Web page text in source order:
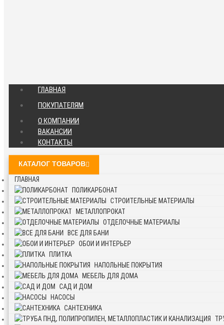
ГЛАВНАЯ
ПОКУПАТЕЛЯМ
О КОМПАНИИ
ВАКАНСИИ
КОНТАКТЫ
КАТАЛОГ ТОВАРОВ
ГЛАВНАЯ
ПОЛИКАРБОНАТ
СТРОИТЕЛЬНЫЕ МАТЕРИАЛЫ
МЕТАЛЛОПРОКАТ
ОТДЕЛОЧНЫЕ МАТЕРИАЛЫ
ВСЕ ДЛЯ БАНИ
ОБОИ И ИНТЕРЬЕР
ПЛИТКА
НАПОЛЬНЫЕ ПОКРЫТИЯ
МЕБЕЛЬ ДЛЯ ДОМА
САД И ДОМ
НАСОСЫ
САНТЕХНИКА